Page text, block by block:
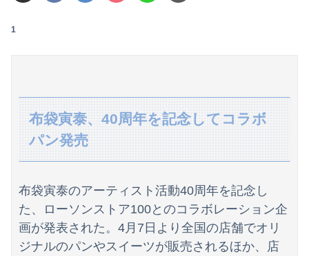
【画像】JKダンス部、部員の８割が巨乳のムホホ部だったｗｗｗｗ
転校生と仲良くなってその子の家に遊びに行ったら私が小さい頃に撮った写真があった
【朗報】冨里奈央のバスト、もう大変なことになってるって...
1
布袋寅泰、40周年を記念してコラボ
パン発売
布袋寅泰のアーティスト活動40周年を記念し
た、ローソンストア100とのコラボレーション企
画が発表された。4月7日より全国の店舗でオリ
ジナルのパンやスイーツが販売されるほか、店